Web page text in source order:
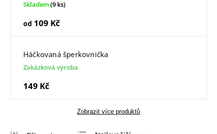
Skladem(9 ks)
od 109 Kč
Háčkovaná šperkovnička
Zakázková výroba
149 Kč
Zobrazit více produktů